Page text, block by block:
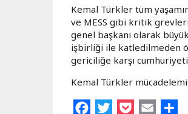
Kemal Türkler tüm
ve MESS gibi kritik grevleri
genel başkanı olarak
işbirliği ile katledilmeden
gericiliğe karşı
Kemal Türkler
FacebookTwitterPocket Email